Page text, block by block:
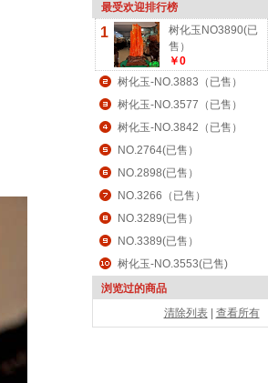
最受欢迎排行榜
1
树化玉NO3890(已
售）
￥0
树化玉-NO.3883（已售）
树化玉-NO.3577（已售）
树化玉-NO.3842（已售）
NO.2764(已售）
NO.2898(已售）
NO.3266（已售）
NO.3289(已售）
NO.3389(已售）
树化玉-NO.3553(已售)
浏览过的商品
清除列表| 查看所有